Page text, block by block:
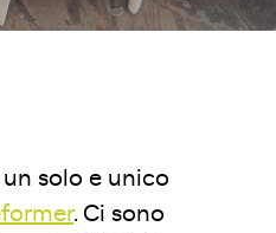
solo e unico
. Ci sono